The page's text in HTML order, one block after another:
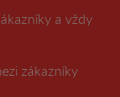
a vždy
zákazníky